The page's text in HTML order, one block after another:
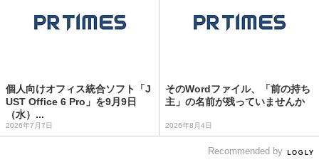
個人向けオフィス統合ソフト「J
UST Office 6 Pro」を9月9日
（水）...
2026年7月7日
そのWordファイル、「前の持ち
主」の名前が残っていませんか
2026年8月4日
Recommended by